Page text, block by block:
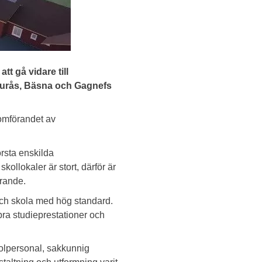
gå vidare till
Bäsna och Gagnefs
av
enskilda
är stort, därför är
skola med hög standard.
studieprestationer och
sakkunnig